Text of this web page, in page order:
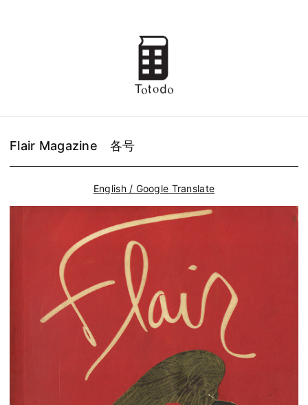
Flair Magazine 各号
English / Google Translate